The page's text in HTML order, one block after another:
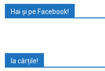
Hai și pe Facebook!
Ia cărțile!